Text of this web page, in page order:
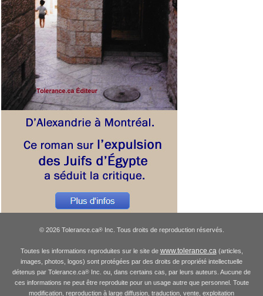
© 2026 Tolerance.ca®Inc. Tous droits de reproduction réservés.
Toutes les informations reproduites sur le site de www.tolerance.ca (articles,
images, photos, logos) sont protégées par des droits de propriété intellectuelle
détenus par Tolerance.ca® Inc. ou, dans certains cas, par leurs auteurs. Aucune de
ces informations ne peut être reproduite pour un usage autre que personnel. Toute
modification, reproduction à large diffusion, traduction, vente, exploitation